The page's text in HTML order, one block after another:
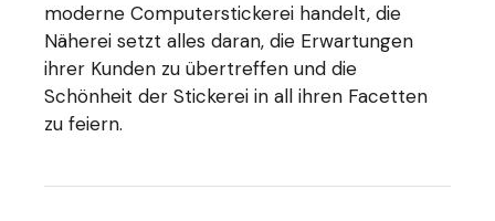
moderne Computerstickerei handelt, die
Näherei setzt alles daran, die Erwartungen
ihrer Kunden zu übertreffen und die
Schönheit der Stickerei in all ihren Facetten
zu feiern.